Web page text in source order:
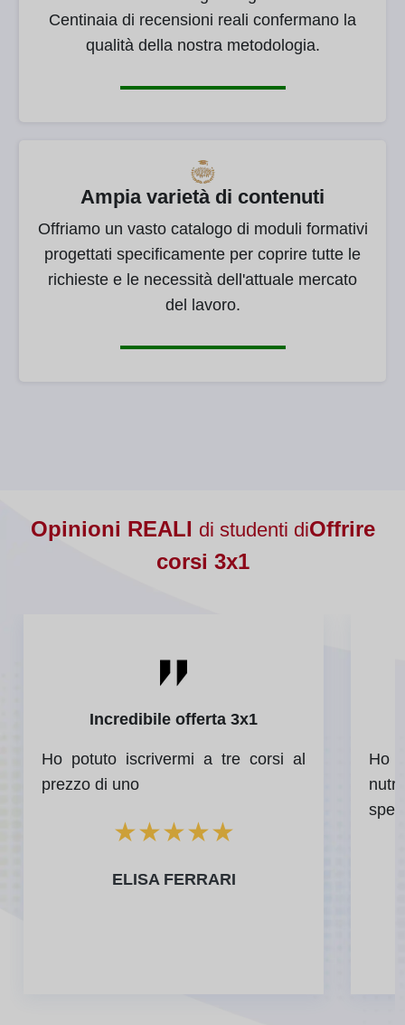
Centinaia di recensioni reali confermano la
qualità della nostra metodologia.
Ampia varietà di contenuti
Offriamo un vasto catalogo di moduli formativi
progettati specificamente per coprire tutte le
richieste e le necessità dell'attuale mercato
del lavoro.
Opinioni REALI di studenti diOffrire
corsi 3x1
Incredibile offerta 3x1
Ho potuto iscrivermi a tre corsi al
prezzo di uno
★★★★★
ELISA FERRARI
Ho